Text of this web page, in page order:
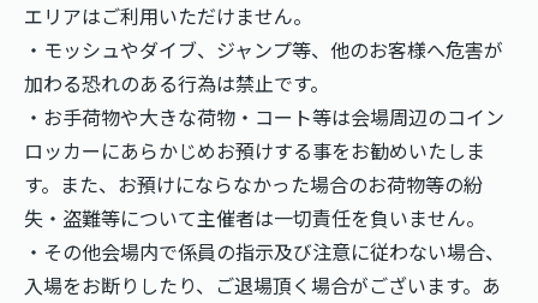
エリアはご利用いただけません。
・モッシュやダイブ、ジャンプ等、他のお客様へ危害が
加わる恐れのある行為は禁止です。
・お手荷物や大きな荷物・コート等は会場周辺のコイン
ロッカーにあらかじめお預けする事をお勧めいたしま
す。また、お預けにならなかった場合のお荷物等の紛
失・盗難等について主催者は一切責任を負いません。
・その他会場内で係員の指示及び注意に従わない場合、
入場をお断りしたり、ご退場頂く場合がございます。あ